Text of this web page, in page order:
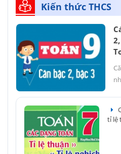
Kiến thức THCS
tỉ lệ